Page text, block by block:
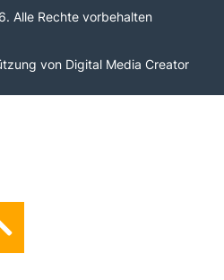
Alle Rechte vorbehalten
von Digital Media Creator